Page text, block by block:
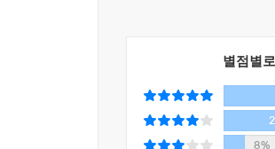
천대받았고, 이탈리아의
자리하기까지, 우리가 미처
보는 물건일수록 새로운 눈으
별점별
8%